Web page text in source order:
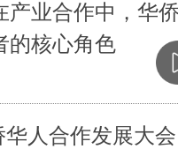
产业合作中，华
的核心角色
人合作发展大会